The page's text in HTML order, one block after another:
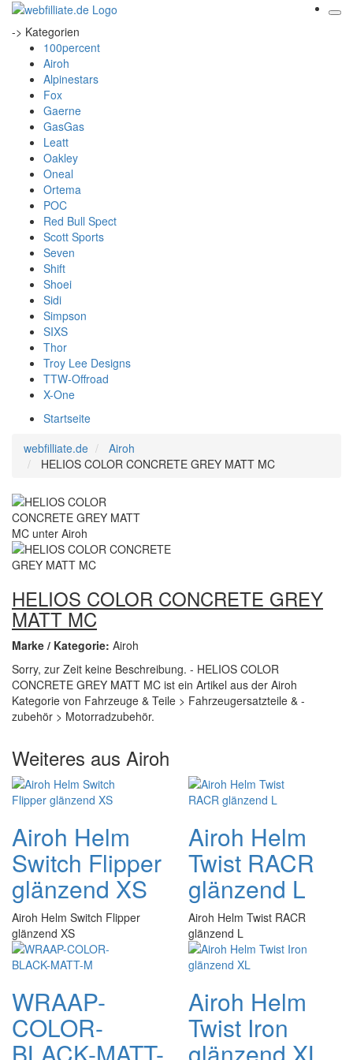
-> Kategorien
100percent
Airoh
Alpinestars
Fox
Gaerne
GasGas
Leatt
Oakley
Oneal
Ortema
POC
Red Bull Spect
Scott Sports
Seven
Shift
Shoei
Sidi
Simpson
SIXS
Thor
Troy Lee Designs
TTW-Offroad
X-One
Startseite
webfilliate.de
Airoh
HELIOS COLOR CONCRETE GREY MATT MC
HELIOS COLOR CONCRETE GREY
MATT MC
Marke / Kategorie: Airoh
Sorry, zur Zeit keine Beschreibung. - HELIOS COLOR
CONCRETE GREY MATT MC ist ein Artikel aus der Airoh
Kategorie von Fahrzeuge & Teile > Fahrzeugersatzteile & -
zubehör > Motorradzubehör.
Weiteres aus Airoh
Airoh Helm
Switch Flipper
glänzend XS
Airoh Helm Switch Flipper
glänzend XS
Airoh Helm
Twist RACR
glänzend L
Airoh Helm Twist RACR
glänzend L
WRAAP-
COLOR-
Airoh Helm
Twist Iron